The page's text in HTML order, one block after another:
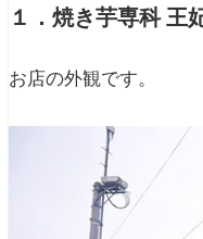
１．焼き芋専科 王
お店の外観です。